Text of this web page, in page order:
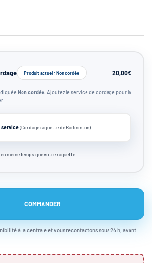
Produit actuel : Non cordée 20,00€
Non cordée. Ajoutez le service de cordage pour la
service(Cordage raquette de Badminton)
même temps que votre raquette.
COMMANDER
à la centrale et vous recontactons sous 24 h, avant